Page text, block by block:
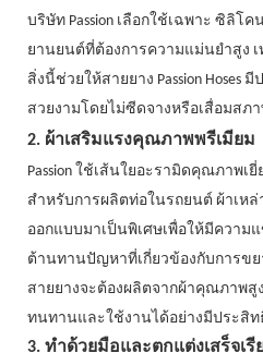
บริษัท Passion เลือกใช้เฉพาะ ซิลิโค
ยานยนต์ที่ต้องการความแม่นยำสูง
สิ่งนี้ช่วยให้สายยาง Passion Hoses
สวยงามโดยไม่ซีดจางหรือเสื่อมสภ
2. ผ้าเสริมแรงคุณภาพพรีเมียม
Passion ใช้เส้นใยอะรามิดคุณภาพเ
สำหรับการผลิตท่อในรถยนต์ ผ้าเห
ออกแบบมาเป็นพิเศษเพื่อให้มีความ
ต้านทานปัญหาที่เกี่ยวข้องกับการข
สายยางจะต้องผลิตจากผ้าคุณภาพสู
ทนทานและใช้งานได้อย่างมีประสิ
3. ทำด้วยมือและตกแต่งเสร็จเรี